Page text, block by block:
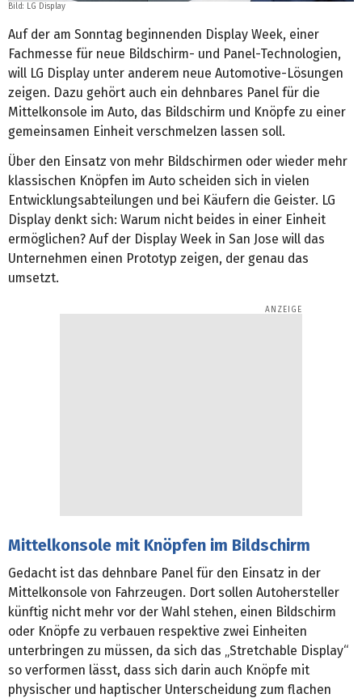
Bild: LG Display
Auf der am Sonntag beginnenden Display Week, einer
Fachmesse für neue Bildschirm- und Panel-Technologien,
will LG Display unter anderem neue Automotive-Lösungen
zeigen. Dazu gehört auch ein dehnbares Panel für die
Mittelkonsole im Auto, das Bildschirm und Knöpfe zu einer
gemeinsamen Einheit verschmelzen lassen soll.
Über den Einsatz von mehr Bildschirmen oder wieder mehr
klassischen Knöpfen im Auto scheiden sich in vielen
Entwicklungsabteilungen und bei Käufern die Geister. LG
Display denkt sich: Warum nicht beides in einer Einheit
ermöglichen? Auf der Display Week in San Jose will das
Unternehmen einen Prototyp zeigen, der genau das
umsetzt.
Mittelkonsole mit Knöpfen im Bildschirm
Gedacht ist das dehnbare Panel für den Einsatz in der
Mittelkonsole von Fahrzeugen. Dort sollen Autohersteller
künftig nicht mehr vor der Wahl stehen, einen Bildschirm
oder Knöpfe zu verbauen respektive zwei Einheiten
unterbringen zu müssen, da sich das „Stretchable Display“
so verformen lässt, dass sich darin auch Knöpfe mit
physischer und haptischer Unterscheidung zum flachen